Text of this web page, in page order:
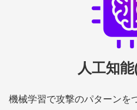
人工知
機械学習で攻撃のパターンを